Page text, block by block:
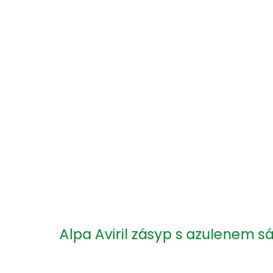
Alpa Aviril zásyp s azulenem